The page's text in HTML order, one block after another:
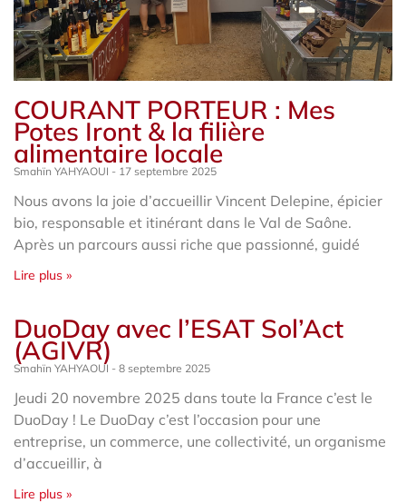
COURANT PORTEUR : Mes
Potes Iront & la filière
alimentaire locale
Smahïn YAHYAOUI 17 septembre 2025
Nous avons la joie d’accueillir Vincent Delepine, épicier
bio, responsable et itinérant dans le Val de Saône.
Après un parcours aussi riche que passionné, guidé
Lire plus »
DuoDay avec l’ESAT Sol’Act
(AGIVR)
Smahïn YAHYAOUI 8 septembre 2025
Jeudi 20 novembre 2025 dans toute la France c’est le
DuoDay ! Le DuoDay c’est l’occasion pour une
entreprise, un commerce, une collectivité, un organisme
d’accueillir, à
Lire plus »